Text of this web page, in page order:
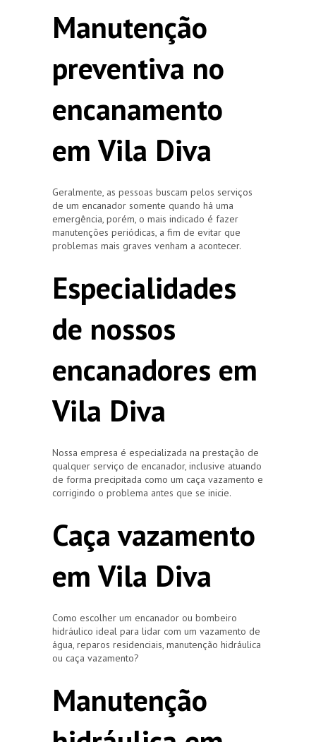
Manutenção
preventiva no
encanamento
em Vila Diva
Geralmente, as pessoas buscam pelos serviços
de um encanador somente quando há uma
emergência, porém, o mais indicado é fazer
manutenções periódicas, a fim de evitar que
problemas mais graves venham a acontecer.
Especialidades
de nossos
encanadores em
Vila Diva
Nossa empresa é especializada na prestação de
qualquer serviço de encanador, inclusive atuando
de forma precipitada como um caça vazamento e
corrigindo o problema antes que se inicie.
Caça vazamento
em Vila Diva
Como escolher um encanador ou bombeiro
hidráulico ideal para lidar com um vazamento de
água, reparos residenciais, manutenção hidráulica
ou caça vazamento?
Manutenção